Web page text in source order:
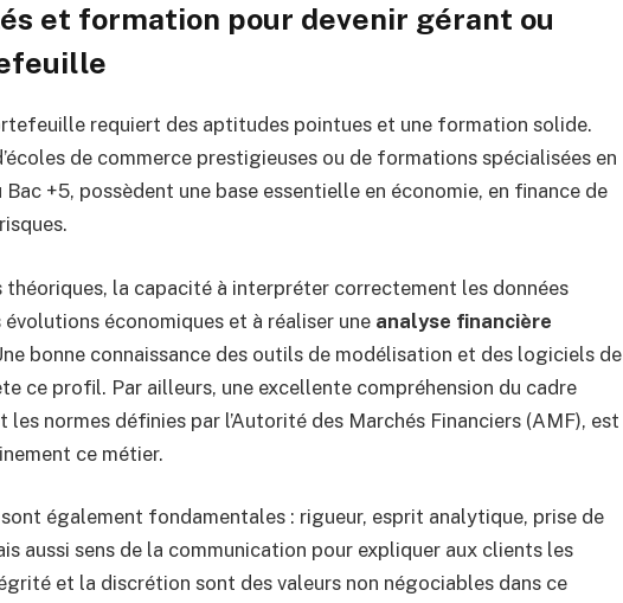
et formation pour devenir gérant ou
requiert des aptitudes pointues et une formation solide.
de commerce prestigieuses ou de formations spécialisées en
Bac +5, possèdent une base essentielle en économie, en finance de
théoriques, la capacité à interpréter correctement les données
économiques et à réaliser une analyse financière
bonne connaissance des outils de modélisation et des logiciels de
ce profil. Par ailleurs, une excellente compréhension du cadre
normes définies par l’Autorité des Marchés Financiers (AMF), est
ce métier.
également fondamentales : rigueur, esprit analytique, prise de
aussi sens de la communication pour expliquer aux clients les
et la discrétion sont des valeurs non négociables dans ce